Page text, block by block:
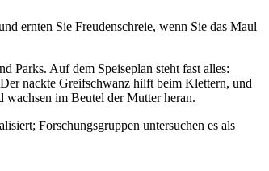
ernten Sie Freudenschreie, wenn Sie das Maul
Parks. Auf dem Speiseplan steht fast alles:
nackte Greifschwanz hilft beim Klettern, und
im Beutel der Mutter heran.
Forschungsgruppen untersuchen es als